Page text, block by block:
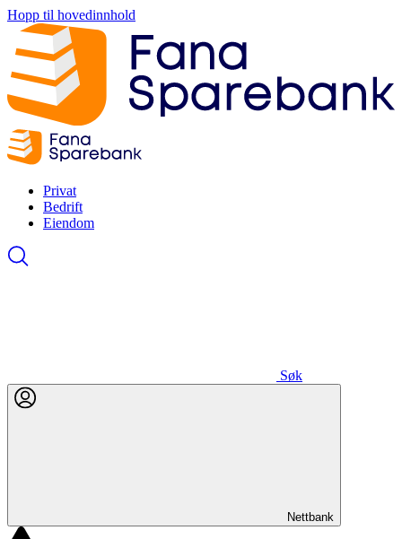
Hopp til hovedinnhold
Privat
Bedrift
Eiendom
Søk
Nettbank